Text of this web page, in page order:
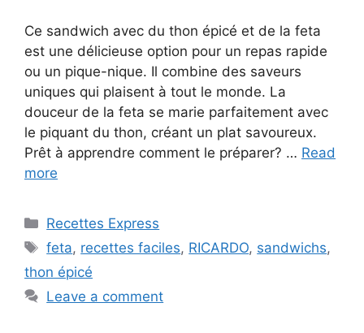
Ce sandwich avec du thon épicé et de la feta
est une délicieuse option pour un repas rapide
ou un pique-nique. Il combine des saveurs
uniques qui plaisent à tout le monde. La
douceur de la feta se marie parfaitement avec
le piquant du thon, créant un plat savoureux.
Prêt à apprendre comment le préparer? … Read
more
Categories
Recettes Express
Tags
feta, recettes faciles, RICARDO, sandwichs,
thon épicé
Leave a comment